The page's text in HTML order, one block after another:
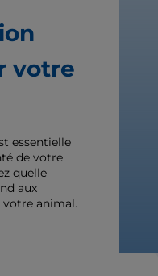
votre
essentielle
de votre
quelle
aux
votre animal.